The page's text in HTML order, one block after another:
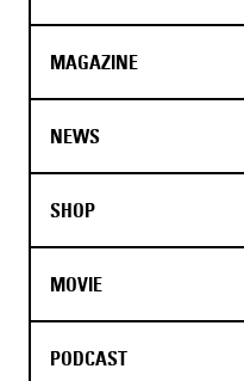
MAGAZINE
NEWS
SHOP
MOVIE
PODCAST